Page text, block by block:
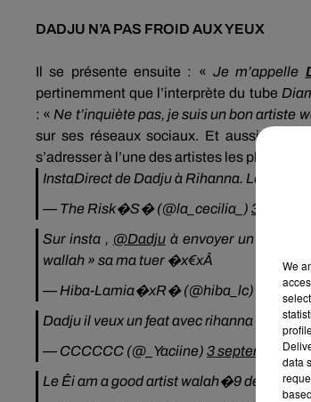
DADJU N’A PAS FROID AUX YEUX
Il se présente ensuite : «Je m’appelle
pertinemment que l’interprète du tube
: « Ne t’inquiète pas, je suis un bon artiste
sur ses réseaux sociaux. Et aussitôt, les
s’adresser à l’une des artistes les plus
InstaDirect de Dadju à Rihanna. Le
— The Risk�S� (@la_cecilia_) 3
Sur insta , @Dadjuà envoyer un
wallah » sa ma tuer �x€xÂ
— Hiba-Lamia�xR� (@hiba_lc)
2
— CCCCCC (@_Yaciine) 3 septembre
Le Êi am a good artist walah�9 de
We
data